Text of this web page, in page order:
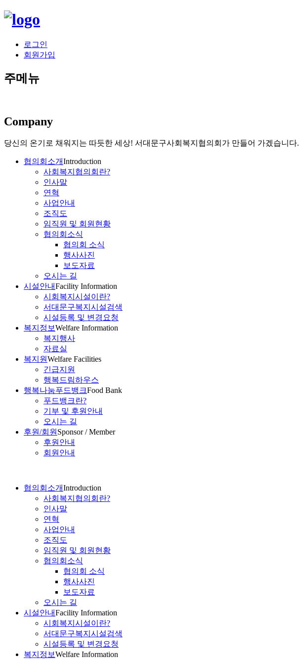
로그인
회원가입
주메뉴
Company
당신의 온기로 채워지는 따듯한 세상! 서대문구사회복지협의회가 만들어 가겠습니다.
협의회소개Introduction
사회복지협의회란?
인사말
연혁
사업안내
조직도
임직원 및 회원현황
협의회소식
협의회 소식
행사사진
보도자료
오시는 길
시설안내Facility Information
시회복지시설이란?
서대문구복지시설검색
시설등록 및 변경요청
복지정보Welfare Information
복지행사
자료실
복지원Welfare Facilities
긴급지원
행복드림하우스
행복나눔푸드뱅크Food Bank
푸드뱅크란?
기부 및 후원안내
오시는 길
후원/회원 Sponsor / Member
후원안내
회원안내
협의회소개Introduction
사회복지협의회란?
인사말
연혁
사업안내
조직도
임직원 및 회원현황
협의회소식
협의회 소식
행사사진
보도자료
오시는 길
시설안내Facility Information
시회복지시설이란?
서대문구복지시설검색
시설등록 및 변경요청
복지정보Welfare Information